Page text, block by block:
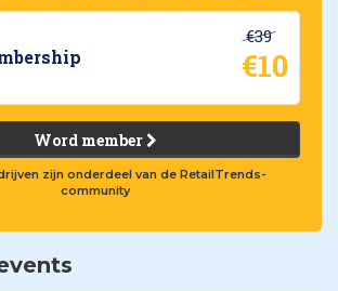
€39
€10
Word member
zijn onderdeel van de RetailTrends-
community